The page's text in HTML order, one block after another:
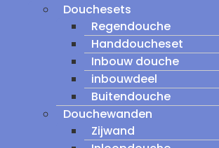
Douchesets
Regendouche
Handdoucheset
Inbouw douche
inbouwdeel
Buitendouche
Douchewanden
Zijwand